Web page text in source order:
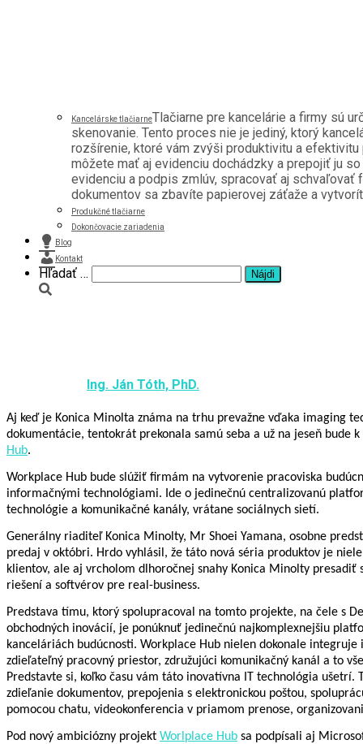
Kancelárske tlačiarneTlačiarne pre kancelárie a firmy sú
skenovanie. Tento proces nie je jediný, ktorý
rozšírenie, ktoré vám zvýši produktivitu a efektivitu
môžete mať aj evidenciu dochádzky a prepojiť ju
evidenciu a podpis zmlúv, spracovať aj schvaľovať
dokumentov sa zbavíte papierovej záťaže a
Produkčné tlačiarne
Dokončovacie zariadenia
Blog
Kontakt
Hľadať:
Hľadať …
Ing. Ján Tóth, PhD.
Aj keď je Konica Minolta známa na trhu prevažne vďaka imaging
dokumentácie, tentokrát prekonala samú seba a už na jeseň bude
Hub.
Workplace Hub bude slúžiť firmám na vytvorenie pracoviska
informačnými technológiami. Ide o jedinečnú centralizovanú
technológie a komunikačné kanály, vrátane sociálnych sietí.
Generálny riaditeľ Konica Minolty, Mr Shoei Yamana, osobne
predaj v októbri. Hrdo vyhlásil, že táto nová séria produktov je
klientov, ale aj vrcholom dlhoročnej snahy Konica Minolty presadiť
riešení a softvérov pre real-business.
Predstava tímu, ktorý spolupracoval na tomto projekte, na čele s
obchodných inovácií, je ponúknuť jedinečnú najkomplexnejšiu
kanceláriách budúcnosti. Workplace Hub nielen dokonale
zdieľateľný pracovný priestor, združujúci komunikačný kanál a to
Predstavte si, koľko času vám táto inovatívna IT technológia ušetrí.
zdieľanie dokumentov, prepojenia s elektronickou poštou,
pomocou chatu, videokonferencia v priamom prenose,
Pod nový ambiciózny projekt Worlplace Hub sa podpísali aj